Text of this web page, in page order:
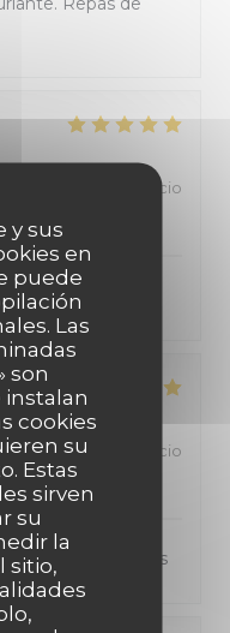
y sus
en
puede
Las
son
instalan
cookies
su
Estas
sirven
su
la
sitio,
Calidad / Precio
: 5/5
Calidad / Precio
manger chez vous